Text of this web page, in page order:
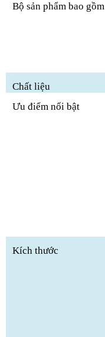
Bộ sản phẩm bao gồm
Chất liệu
Ưu điểm nổi bật
Kích thước